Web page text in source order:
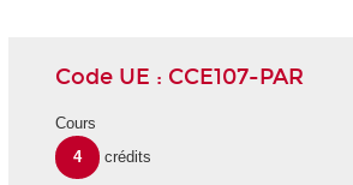
Code UE : CCE107-PAR
Cours
4
crédits